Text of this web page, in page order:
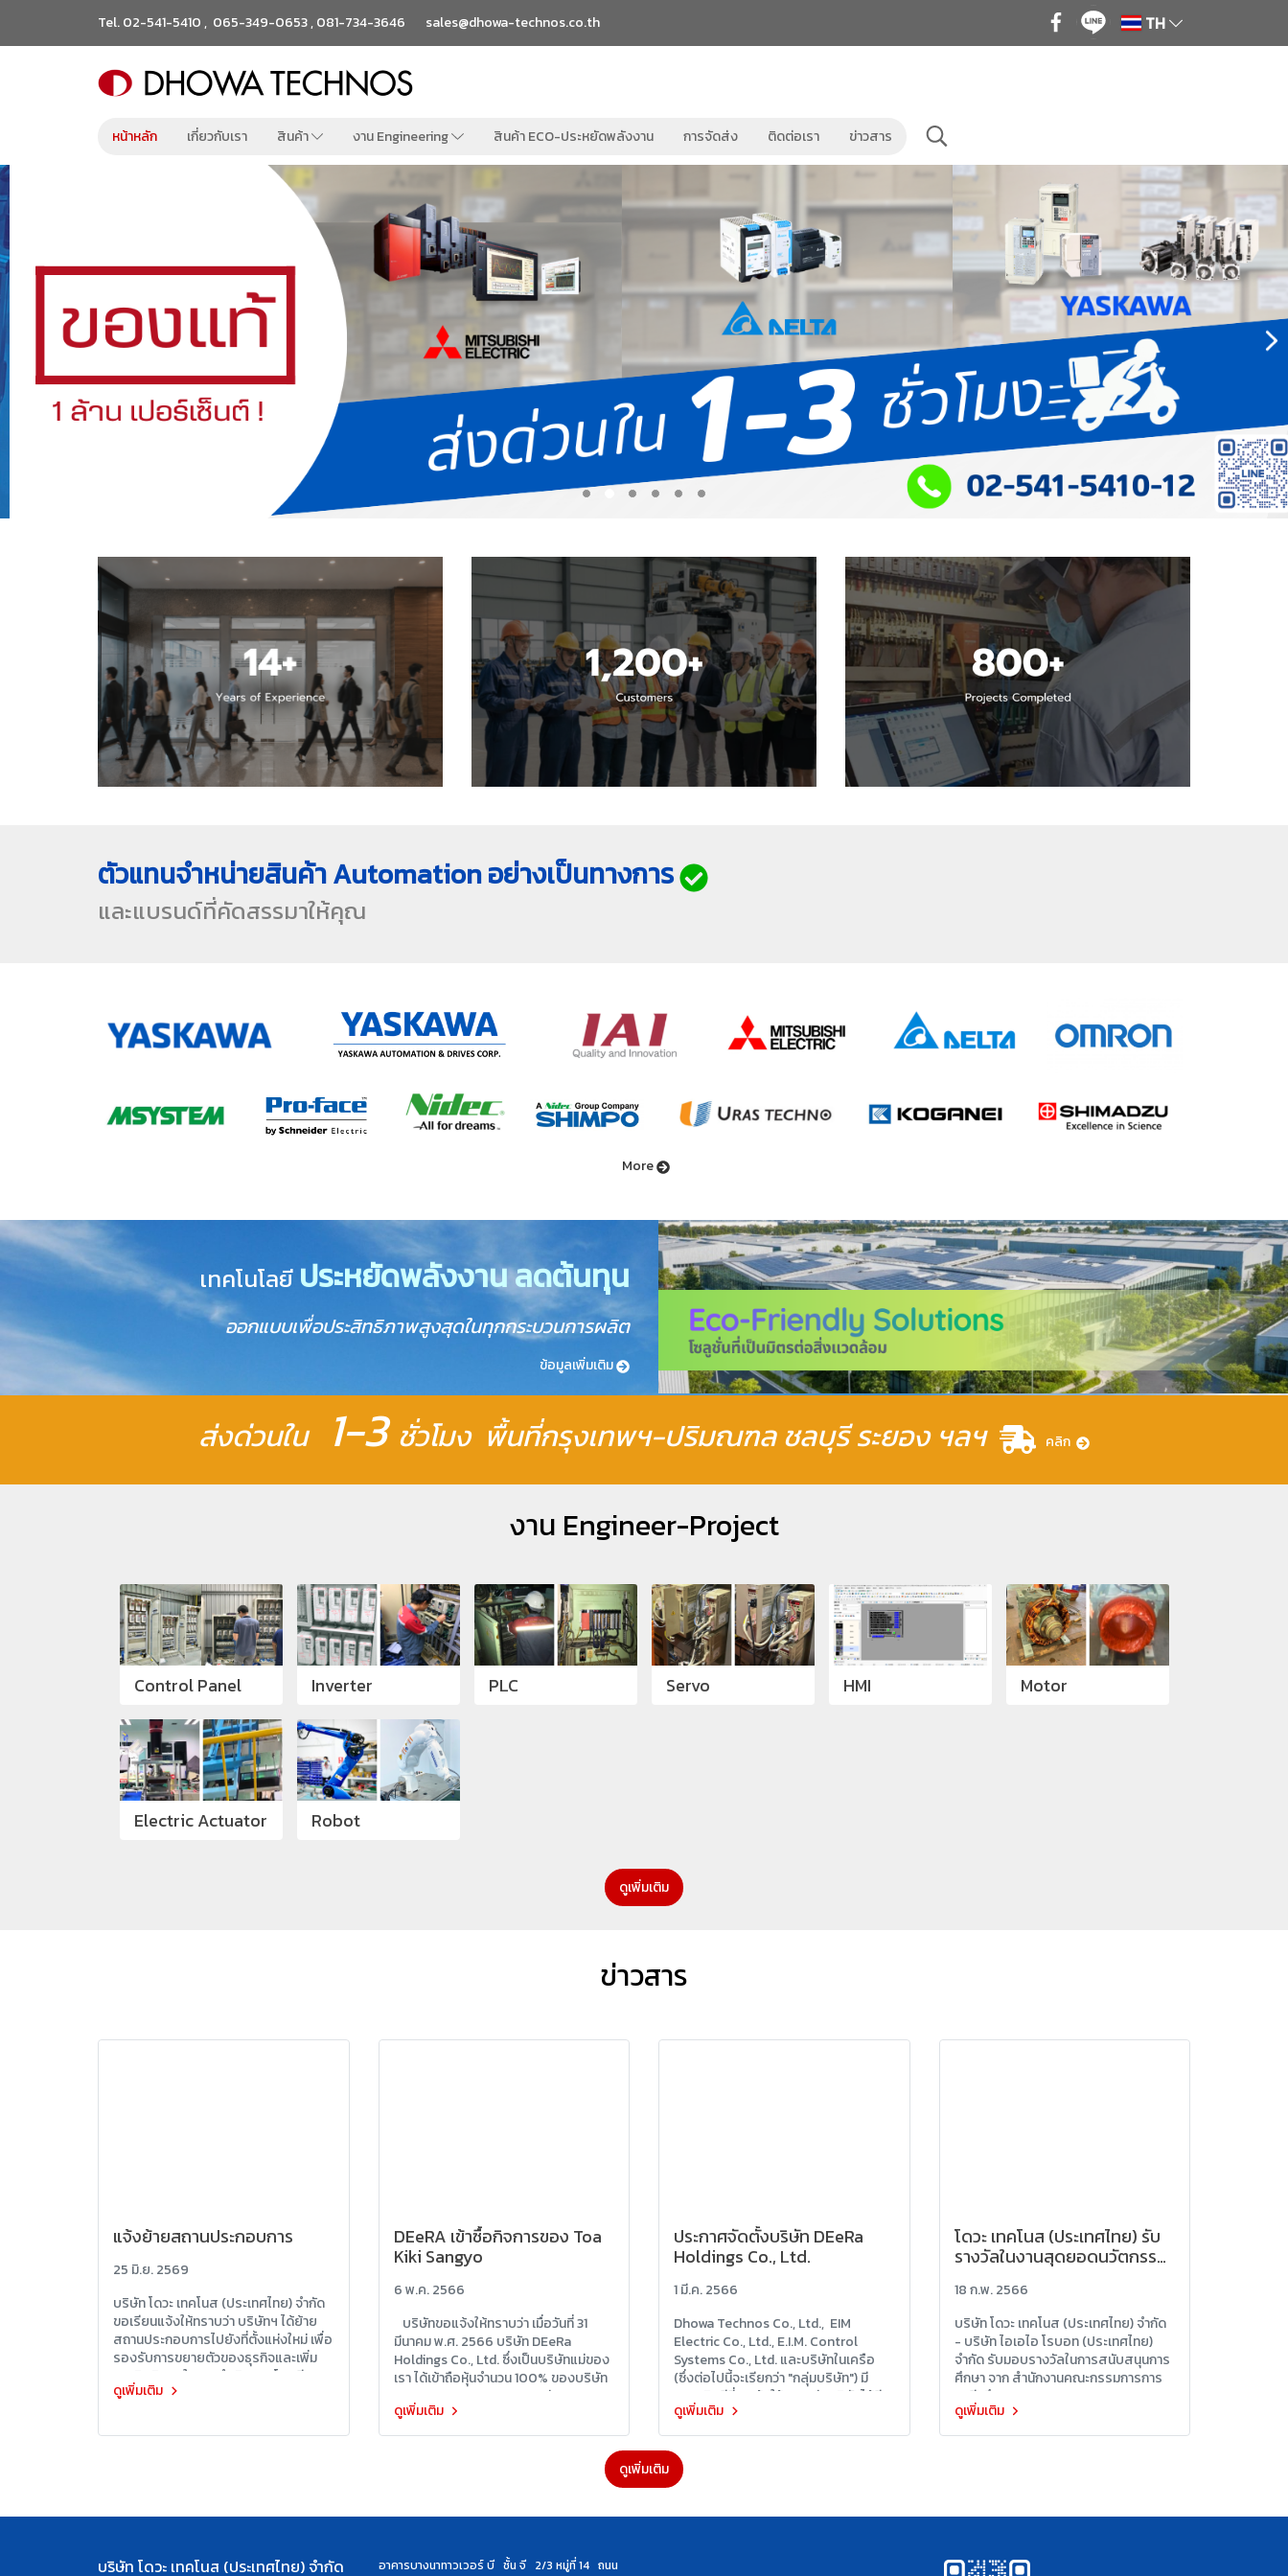
Tel.02-541-5410, 065-349-0653,081-734-3646 sales@dhowa-technos.co.th TH
หน้าหลัก เกี่ยวกับเรา สินค้า งาน Engineering สินค้า ECO-ประหยัดพลังงาน การจัดส่ง ติดต่อเรา ข่าวสาร
ตัวแทนจำหน่ายสินค้า Automation อย่างเป็นทางการ
และแบรนด์ที่คัดสรรมาให้คุณ
More
เทคโนโลยี ประหยัดพลังงาน ลดต้นทุน
ออกแบบเพื่อประสิทธิภาพสูงสุดในทุกกระบวนการผลิต
ข้อมูลเพิ่มเติม
ส่งด่วนใน 1-3 ชั่วโมง พื้นที่กรุงเทพฯ-ปริมณฑล ชลบุรี ระยอง ฯลฯ คลิก
งาน Engineer-Project
Control Panel Inverter PLC Servo HMI Motor
Electric Actuator Robot
ดูเพิ่มเติม
ข่าวสาร
แจ้งย้ายสถานประกอบการ
25 มิ.ย. 2569
บริษัท โดวะ เทคโนส (ประเทศไทย) จำกัด
ขอเรียนแจ้งให้ทราบว่า บริษัทฯ ได้ย้าย
สถานประกอบการไปยังที่ตั้งแห่งใหม่ เพื่อ
รองรับการขยายตัวของธุรกิจและเพิ่ม
ประสิทธิภาพในการดำเนินงาน โดยมีผล
ตั้งแต่วันที่ 1 กรกฎาคม พ.ศ. 2569 เป็นต้น
ดูเพิ่มเติม
DEeRA เข้าซื้อกิจการของ Toa
Kiki Sangyo
6 พ.ค. 2566
บริษัทขอแจ้งให้ทราบว่า เมื่อวันที่ 31
มีนาคม พ.ศ. 2566 บริษัท DEeRa
Holdings Co., Ltd. ซึ่งเป็นบริษัทแม่ของ
เรา ได้เข้าถือหุ้นจำนวน 100% ของบริษัท
Toa Kiki Sangyo Co., Ltd. ส่งผล
ให้ Toa Kiki Sangyo Co., Ltd. ถือเป็น
บริษัทลูกของ DEeRa Holdings Co.,
ดูเพิ่มเติม
ประกาศจัดตั้งบริษัท DEeRa
Holdings Co., Ltd.
1 มี.ค. 2566
Dhowa Technos Co., Ltd., EIM
Electric Co., Ltd., E.I.M. Control
Systems Co., Ltd. และบริษัทในเครือ
(ซึ่งต่อไปนี้จะเรียกว่า "กลุ่มบริษัท") มี
ความยินดีที่จะแจ้งให้ทราบว่า บริษัทได้มี
การจัดตั้งบริษัทโฮลดิ้งในชื่อ DEeRA
Holdings Co., Ltd. (ซึ่งต่อไปนี้จะเรียกว่า
"DEeRA") โดยมีผลตั้งแต่วันที่ 26 ตุลาคม
พ.ศ. 2565 เป็นต้นไป
ดูเพิ่มเติม
โดวะ เทคโนส (ประเทศไทย) รับ
รางวัลในงานสุดยอดนวัตกรรม
2565
18 ก.พ. 2566
บริษัท โดวะ เทคโนส (ประเทศไทย) จำกัด
- บริษัท ไอเอไอ โรบอท (ประเทศไทย)
จำกัด รับมอบรางวัลในการสนับสนุนการ
ศึกษา จาก สำนักงานคณะกรรมการการ
อาชีวศึกษา (สอศ.)
ดูเพิ่มเติม
ดูเพิ่มเติม
บริษัท โดวะ เทคโนส (ประเทศไทย) จำกัด อาคารบางนาทาวเวอร์ บี ชั้น จี 2/3 หมู่ที่ 14 ถนน